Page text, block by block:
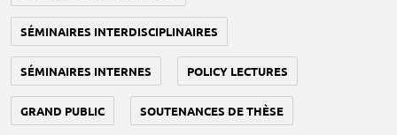
SÉMINAIRES INTERDISCIPLINAIRES
SÉMINAIRES INTERNES POLICY LECTURES
GRAND PUBLIC SOUTENANCES DE THÈSE